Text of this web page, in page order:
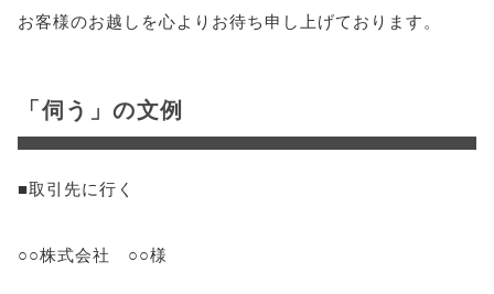
お客様のお越しを心よりお待ち申し上げております。
「伺う」の文例
■取引先に行く
○○株式会社 ○○様